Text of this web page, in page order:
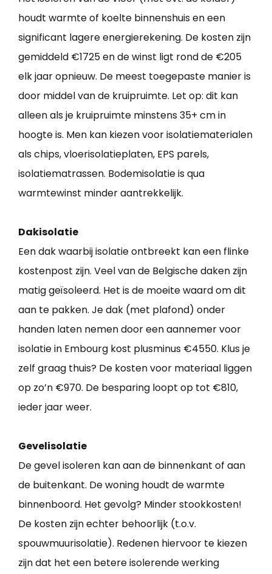
houdt warmte of koelte binnenshuis en een
significant lagere energierekening. De kosten zijn
gemiddeld €1725 en de winst ligt rond de €205
elk jaar opnieuw. De meest toegepaste manier is
door middel van de kruipruimte. Let op: dit kan
alleen als je kruipruimte minstens 35+ cm in
hoogte is. Men kan kiezen voor isolatiematerialen
als chips, vloerisolatieplaten, EPS parels,
isolatiematrassen. Bodemisolatie is qua
warmtewinst minder aantrekkelijk.
Dakisolatie
Een dak waarbij isolatie ontbreekt kan een flinke
kostenpost zijn. Veel van de Belgische daken zijn
matig geïsoleerd. Het is de moeite waard om dit
aan te pakken. Je dak (met plafond) onder
handen laten nemen door een aannemer voor
isolatie in Embourg kost plusminus €4550. Klus je
zelf graag thuis? De kosten voor materiaal liggen
op zo’n €970. De besparing loopt op tot €810,
ieder jaar weer.
Gevelisolatie
De gevel isoleren kan aan de binnenkant of aan
de buitenkant. De woning houdt de warmte
binnenboord. Het gevolg? Minder stookkosten!
De kosten zijn echter behoorlijk (t.o.v.
spouwmuurisolatie). Redenen hiervoor te kiezen
zijn dat het een betere isolerende werking